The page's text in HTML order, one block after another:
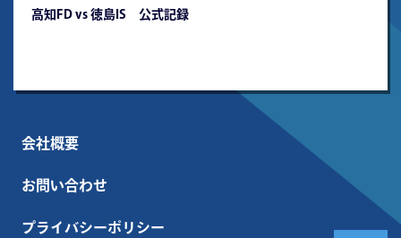
高知FD vs 徳島IS 公式記録
会社概要
お問い合わせ
プライバシーポリシー